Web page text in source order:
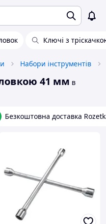
Ключі з
Набори інструментів
41 мм в
Безкоштовна доставка